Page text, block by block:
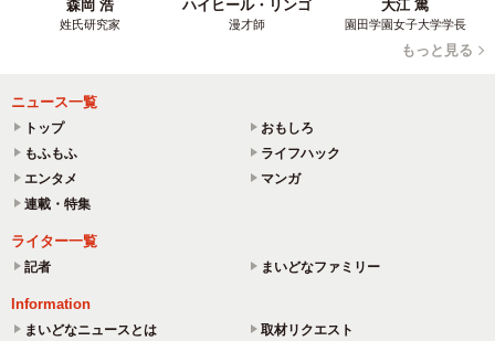
森岡 浩
姓氏研究家
ハイヒール・リンゴ
漫才師
大江 篤
園田学園女子大学学長
もっと見る
ニュース一覧
トップ
おもしろ
もふもふ
ライフハック
エンタメ
マンガ
連載・特集
ライター一覧
記者 まいどなファミリー
Information
まいどなニュースとは
取材リクエスト